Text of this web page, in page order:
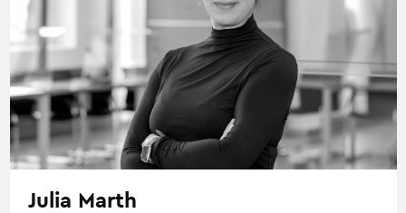
Julia Marth